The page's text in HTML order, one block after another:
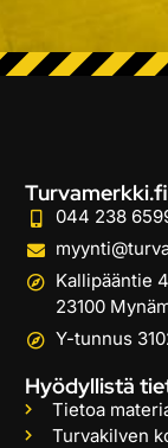
Turvamerkki.fi
044 238
Kallipääntie
23100
Y-tunnus
Hyödyllistä
Tietoa
Turvakilven